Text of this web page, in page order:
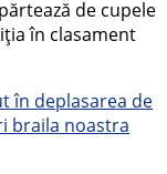
de cupele
în clasament
în deplasarea de
braila noastra